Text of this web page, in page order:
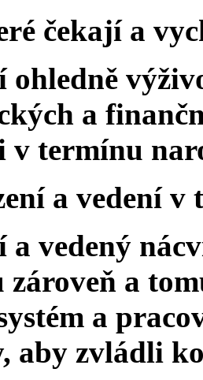
čekají a
ohledně
a
v termínu
a vedení v
a vedený
zároveň a
a
aby zvládli